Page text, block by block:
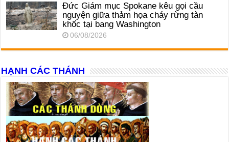
Đức Giám mục Spokane kêu gọi cầu
nguyện giữa thảm họa cháy rừng tàn
khốc tại bang Washington
06/08/2026
HẠNH CÁC THÁNH